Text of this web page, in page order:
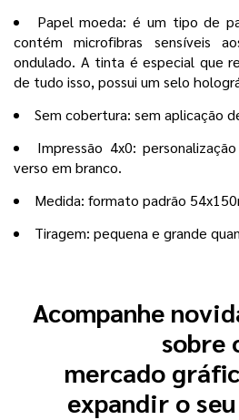
Papel moeda: é um tipo de
contém microfibras sensíveis
ondulado. A tinta é especial que
de tudo isso, possui um selo
Sem cobertura: sem aplicação
Impressão 4x0:
verso em branco.
Medida: formato padrão
Tiragem: pequena e grande
Acompanhe
sobre
mercado
expandir o